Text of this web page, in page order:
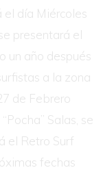
el día Miércoles
presentará el
un año después
a la zona
de Febrero
Salas, se
el Retro Surf
fechas